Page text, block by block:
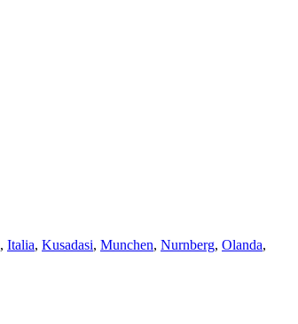
, Italia, Kusadasi, Munchen, Nurnberg, Olanda,